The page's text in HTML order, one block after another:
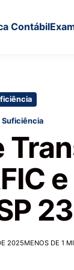
Contábil
Suficiência
e
23
2025MENOS DE 1